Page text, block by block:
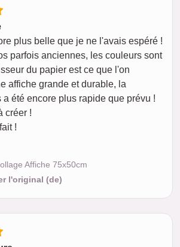
plus belle que je ne l'avais espéré !
parfois anciennes, les couleurs sont
du papier est ce que l'on
affiche grande et durable, la
a été encore plus rapide que prévu !
créer !
!
Affiche 75x50cm
l'original (de)